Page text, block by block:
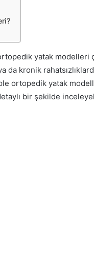
ortopedik yatak
da kronik
ortopedik yatak
bir şekilde